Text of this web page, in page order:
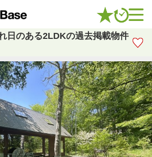
日のある2LDKの過去掲載物件